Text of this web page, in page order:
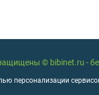
© bibinet.ru -
персонализации